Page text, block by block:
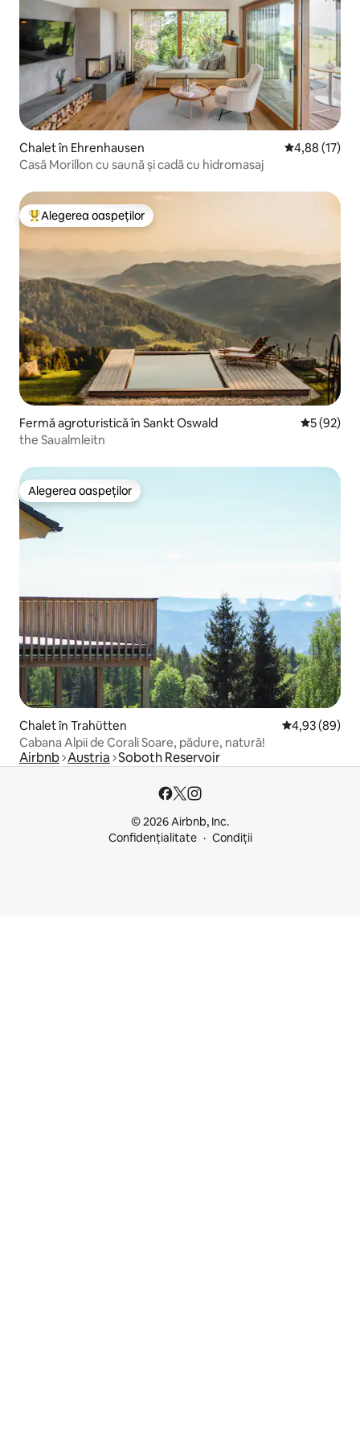
Chalet în Ehrenhausen Scor mediu
4,88 (17)
Casă Morillon cu saună și cadă cu hidromasaj
Locuință din topul categoriei Alegerea oaspeților
Alegerea oaspeților
Fermă agroturistică în Sankt Oswald Scor
5 (92)
the Saualmleitn
Alegerea oaspeților
Alegerea oaspeților
Chalet în Trahütten Scor mediu
4,93 (89)
Cabana Alpii de Corali Soare, pădure, natură!
Airbnb Austria Soboth Reservoir
© 2026 Airbnb, Inc.
Confidențialitate
Condiții